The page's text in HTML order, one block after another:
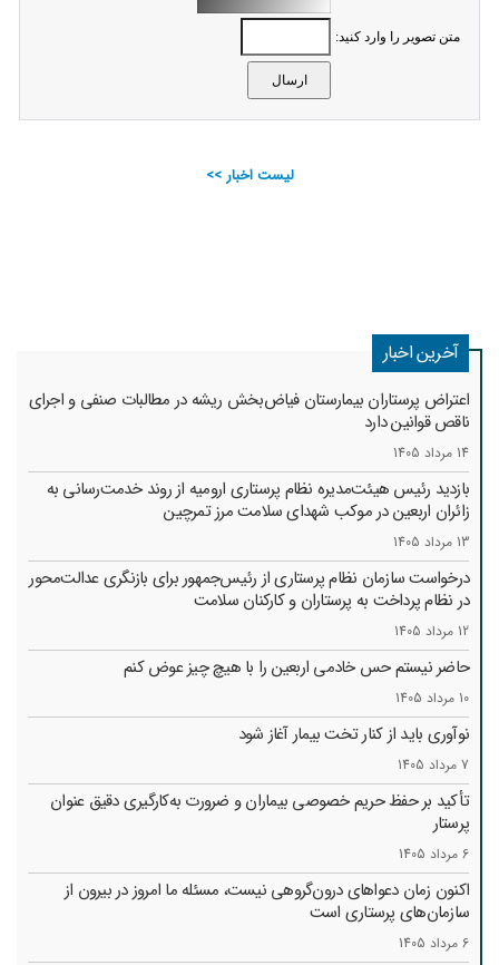
متن تصویر را وارد کنید:
لیست اخبار >>
آخرین اخبار
اعتراض پرستاران بیمارستان فیاض‌بخش ریشه در مطالبات صنفی و اجرای
ناقص قوانین دارد
14 مرداد 1405
بازدید رئیس هیئت‌مدیره نظام پرستاری ارومیه از روند خدمت‌رسانی به
زائران اربعین در موکب شهدای سلامت مرز تمرچین
13 مرداد 1405
درخواست سازمان نظام پرستاری از رئیس‌جمهور برای بازنگری عدالت‌محور
در نظام پرداخت به پرستاران و کارکنان سلامت
12 مرداد 1405
حاضر نیستم حس خادمی اربعین را با هیچ چیز عوض کنم
10 مرداد 1405
نوآوری باید از کنار تخت بیمار آغاز شود
7 مرداد 1405
تأکید بر حفظ حریم خصوصی بیماران و ضرورت به‌کارگیری دقیق عنوان
پرستار
6 مرداد 1405
اکنون زمان دعواهای درون‌گروهی نیست، مسئله ما امروز در بیرون از
سازمان‌های پرستاری است
6 مرداد 1405